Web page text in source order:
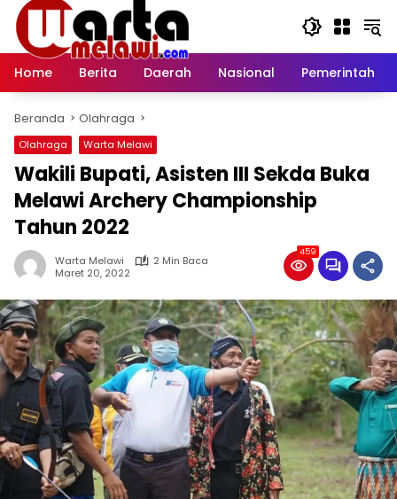
Langsung
konten
Home
Berita Daerah Nasional Pemerintah
Beranda Olahraga
Olahraga Warta Melawi
Wakili Bupati, Asisten III Sekda Buka
Melawi Archery Championship
Tahun 2022
Warta Melawi
2 Min Baca
Maret 20, 2022
459